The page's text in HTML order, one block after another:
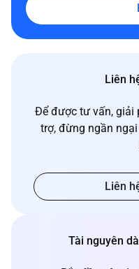
Liên
Để được tư vấn, giải
trợ, đừng ngần
Liên
Tài nguyên